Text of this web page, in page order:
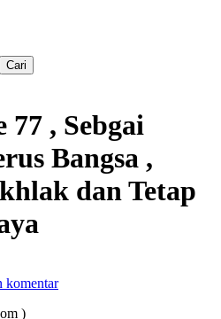
, Sebgai
Bangsa ,
dan Tetap
komentar
)